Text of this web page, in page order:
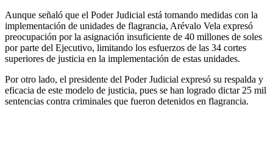
Aunque señaló que el Poder Judicial está tomando medidas con la
implementación de unidades de flagrancia, Arévalo Vela expresó
preocupación por la asignación insuficiente de 40 millones de soles
por parte del Ejecutivo, limitando los esfuerzos de las 34 cortes
superiores de justicia en la implementación de estas unidades.
Por otro lado, el presidente del Poder Judicial expresó su respalda y
eficacia de este modelo de justicia, pues se han logrado dictar 25 mil
sentencias contra criminales que fueron detenidos en flagrancia.